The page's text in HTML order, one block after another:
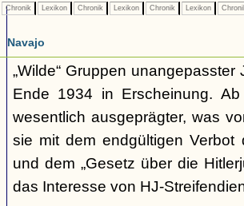
Chronik Lexikon Chronik Lexikon Chronik Lexikon
Navajo
„Wilde“ Gruppen
Ende 1934 in Erscheinung.
wesentlich ausgeprägter, was
sie mit dem endgültigen
und dem „Gesetz über die
das Interesse von HJ-